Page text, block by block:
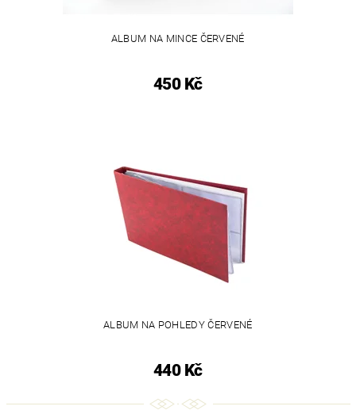
ALBUM NA MINCE ČERVENÉ
450 Kč
ALBUM NA POHLEDY ČERVENÉ
440 Kč